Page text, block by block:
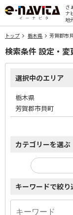
さ
ナ
地
トップ 栃木県 芳賀郡市
検索条件 設定・変
選択中のエリア
栃木県
芳賀郡市貝町
カテゴリーを選ぶ
キーワードで絞り